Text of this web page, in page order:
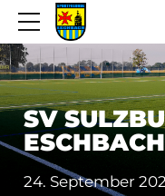
SV
ESCHBACH
24. September